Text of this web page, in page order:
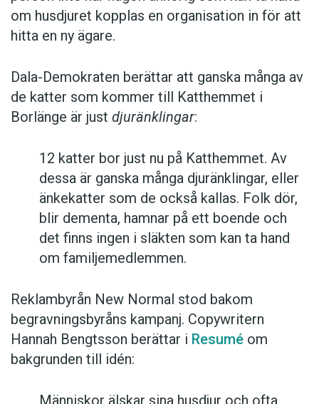
om husdjuret kopplas en organisation in för att
hitta en ny ägare.
Dala-Demokraten berättar att ganska många av
de katter som kommer till Katthemmet i
Borlänge är just djuränklingar:
12 katter bor just nu på Katthemmet. Av
dessa är ganska många djuränklingar, eller
änkekatter som de också kallas. Folk dör,
blir dementa, hamnar på ett boende och
det finns ingen i släkten som kan ta hand
om familjemedlemmen.
Reklambyrån New Normal stod bakom
begravningsbyråns kampanj. Copywritern
Hannah Bengtsson berättar i Resumé om
bakgrunden till idén:
Människor älskar sina husdjur och ofta